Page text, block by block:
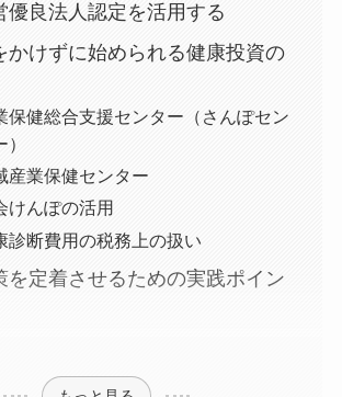
優良法人認定を活用する
かけずに始められる健康投資の
保健総合支援センター（さんぽセン
産業保健センター
けんぽの活用
診断費用の税務上の扱い
を定着させるための実践ポイン